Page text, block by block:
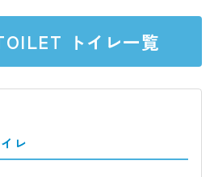
トイレ一覧
レ